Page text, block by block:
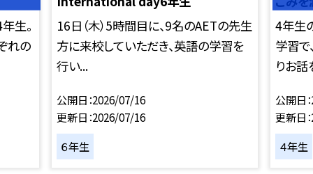
生。
れの
16日（木）5時間目に、9名のAETの先生
方に来校していただき、英語の学習を
行い...
公開日 2026/07/16
更新日 2026/07/16
６年生
4年生
学習
りお話
公開日
更新日
４年生